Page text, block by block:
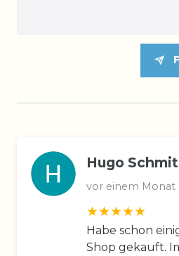
Hugo
vor einem Monat
Habe schon
Shop gekauft.